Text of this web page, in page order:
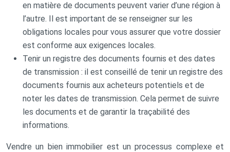
en matière de documents peuvent varier d’une région à
l’autre. Il est important de se renseigner sur les
obligations locales pour vous assurer que votre dossier
est conforme aux exigences locales.
Tenir un registre des documents fournis et des dates
de transmission : il est conseillé de tenir un registre des
documents fournis aux acheteurs potentiels et de
noter les dates de transmission. Cela permet de suivre
les documents et de garantir la traçabilité des
informations.
Vendre un bien immobilier est un processus complexe et